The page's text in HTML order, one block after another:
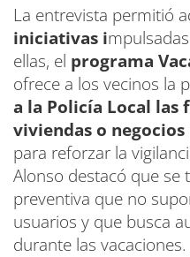
La entrevista permitió
iniciativas i
ellas, el programa
ofrece a los vecinos la
a la Policía Local las
viviendas o
para reforzar la
Alonso destacó que se
preventiva que no
usuarios y que busca
durante las vacaciones.